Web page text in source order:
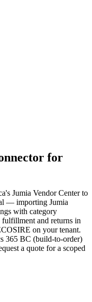
for
Jumia Vendor Center to
— importing Jumia
with category
and returns in
on your tenant.
365 BC (build-to-order)
a quote for a scoped